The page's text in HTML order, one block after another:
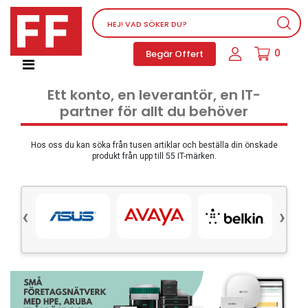
Begär Offert 0
Nätverksutrustning
Service, supportprogram och licenser
Mjukvara
Dator PC-utrustning
Tillbehör
Olika produkter
Kontorsmaterial
Ett konto, en leverantör, en IT-
partner för allt du behöver
Hos oss du kan söka från tusen artiklar och beställa din önskade
produkt från upp till 55 IT-märken.
‹ ›